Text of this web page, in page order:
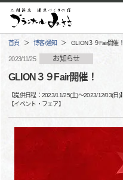
首頁 博客/通知 GLION３９Fair開催！
2023/11/25 お知らせ
GLION３９Fair開催！
【提供日程： 2023/11/25(土)〜2023/12/03(日)】
【イベント・フェア】